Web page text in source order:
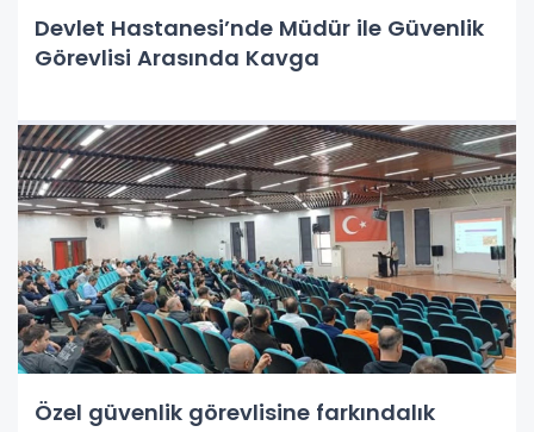
Devlet Hastanesi’nde Müdür ile Güvenlik
Görevlisi Arasında Kavga
Özel güvenlik görevlisine farkındalık